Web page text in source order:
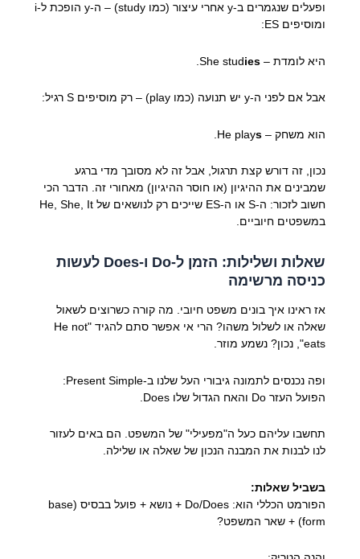
ופעלים שנגמרים ב-y אחרי עיצור (כמו study) – ה-y הופכת ל-i
ומוסיפים ES:
היא לומדת – She stud ies
.
אבל אם לפני ה-y יש תנועה (כמו play) – רק מוסיפים S רגיל:
הוא משחק – He play s
נכון, זה דורש קצת תרגול, אבל זה לא מסובך מדי ברגע
שמבינים את ההיגיון (או חוסר ההיגיון) מאחורי זה. הדבר הכי
חשוב לזכור: ה-S או ה-ES שייכים רק לנושאים של He, She, It
במשפטים חיוביים.
שאלות ושלילות: הזמן ל-Do ו-Does לעשות
כניסה מרשימה
אז ראינו איך בונים משפט חיובי. מה קורה כשרוצים לשאול
שאלה או לשלול משהו? הרי אי אפשר סתם להגיד "He not
eats", נכון? נשמע מוזר.
ופה נכנסים לתמונה גיבורי העל שלנו ב-Present Simple:
הפועל העזר Do והאח הגדול שלו Does.
תחשבו עליהם כעל ה"מפעילי" של המשפט. הם באים לעזור
לנו לבנות את המבנה הנכון של שאלה או שלילה.
בשביל שאלות:
הפורמט הכללי הוא: Do/Does + נושא + פועל בבסיס (base
form) + שאר המשפט?